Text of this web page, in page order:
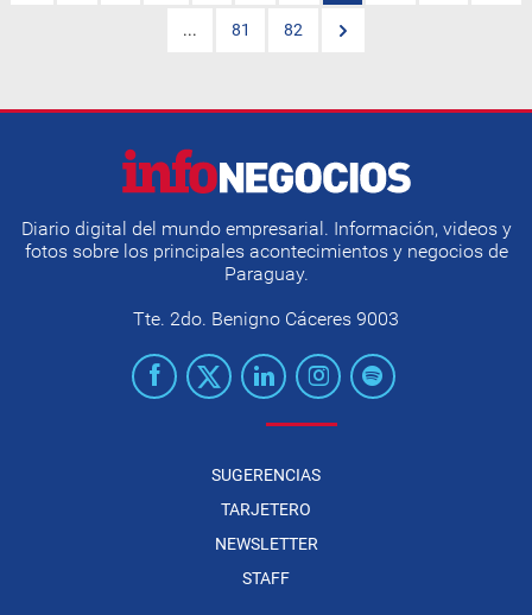
... 81 82
Diario digital del mundo empresarial. Información, videos y
fotos sobre los principales acontecimientos y negocios de
Paraguay.
Tte. 2do. Benigno Cáceres 9003
SUGERENCIAS
TARJETERO
NEWSLETTER
STAFF